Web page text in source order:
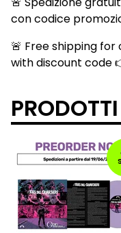
con codice
🚨 Free shipping for
with discount code